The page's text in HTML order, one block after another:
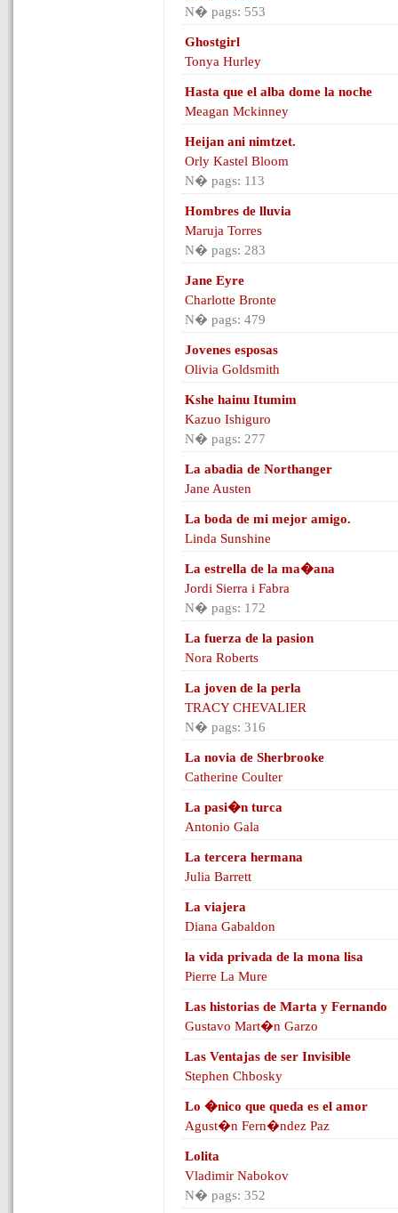
N� pags: 553
Ghostgirl
Tonya Hurley
Hasta que el alba dome la noche
Meagan Mckinney
Heijan ani nimtzet.
Orly Kastel Bloom
N� pags: 113
Hombres de lluvia
Maruja Torres
N� pags: 283
Jane Eyre
Charlotte Bronte
N� pags: 479
Jovenes esposas
Olivia Goldsmith
Kshe hainu Itumim
Kazuo Ishiguro
N� pags: 277
La abadia de Northanger
Jane Austen
La boda de mi mejor amigo.
Linda Sunshine
La estrella de la ma�ana
Jordi Sierra i Fabra
N� pags: 172
La fuerza de la pasion
Nora Roberts
La joven de la perla
TRACY CHEVALIER
N� pags: 316
La novia de Sherbrooke
Catherine Coulter
La pasi�n turca
Antonio Gala
La tercera hermana
Julia Barrett
La viajera
Diana Gabaldon
la vida privada de la mona lisa
Pierre La Mure
Las historias de Marta y Fernando
Gustavo Mart�n Garzo
Las Ventajas de ser Invisible
Stephen Chbosky
Lo �nico que queda es el amor
Agust�n Fern�ndez Paz
Lolita
Vladimir Nabokov
N� pags: 352